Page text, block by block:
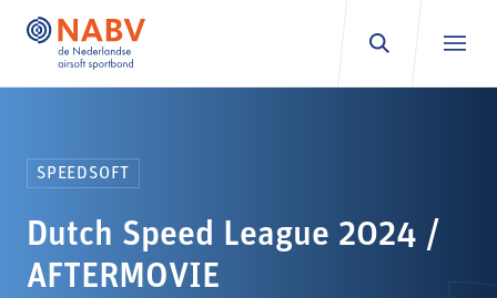
SPEEDSOFT
Dutch Speed League 2024 /
AFTERMOVIE